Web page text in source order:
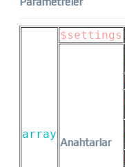
array
$settings
Anahtarlar